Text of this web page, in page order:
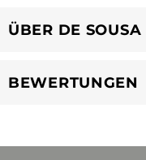
ÜBER DE SOUSA
BEWERTUNGEN